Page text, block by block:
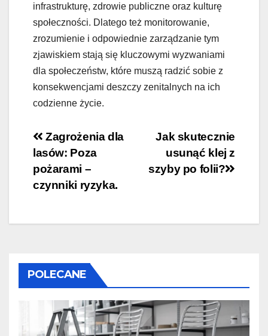
infrastrukturę, zdrowie publiczne oraz kulturę
społeczności. Dlatego też monitorowanie,
zrozumienie i odpowiednie zarządzanie tym
zjawiskiem stają się kluczowymi wyzwaniami
dla społeczeństw, które muszą radzić sobie z
konsekwencjami deszczy zenitalnych na ich
codzienne życie.
Nawigacja
wpisu
Jak skutecznie
usunąć klej z
szyby po folii?
Zagrożenia dla
lasów: Poza
pożarami –
czynniki ryzyka.
POLECANE